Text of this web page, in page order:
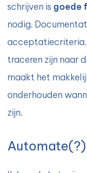
schrijven is goede
nodig.
acceptatiecriteria.
traceren zijn naar
maakt het
onderhouden
zijn.
Automate(?)